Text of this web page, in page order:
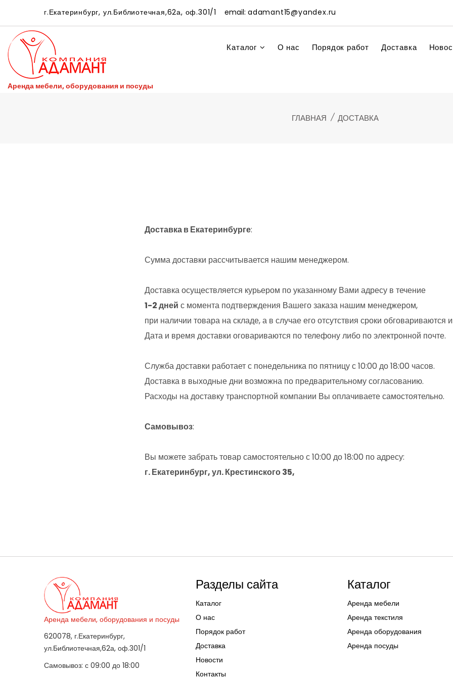
г.Екатеринбург, ул.Библиотечная,62а, оф.301/1 email: adamant15@yandex.ru
Аренда мебели, оборудования и посуды
Каталог О нас Порядок работ Доставка
ГЛАВНАЯ ДОСТАВКА
Доставка в Екатеринбурге:
Сумма доставки рассчитывается нашим менеджером.
Доставка осуществляется курьером по указанному Вами адресу в течение
1-2 дней с момента подтверждения Вашего заказа нашим менеджером,
при наличии товара на складе, а в случае его отсутствия сроки обговариваются
Дата и время доставки оговариваются по телефону либо по электронной почте.
Служба доставки работает с понедельника по пятницу с 10:00 до 18:00 часов.
Доставка в выходные дни возможна по предварительному согласованию.
Расходы на доставку транспортной компании Вы оплачиваете самостоятельно.
Самовывоз:
Вы можете забрать товар самостоятельно с 10:00 до 18:00 по адресу:
г. Екатеринбург, ул. Крестинского 35,
Аренда мебели, оборудования и посуды
620078, г.Екатеринбург,
ул.Библиотечная,62а, оф.301/1
Самовывоз: с 09:00 до 18:00
Разделы сайта
Каталог
О нас
Порядок работ
Доставка
Новости
Контакты
Каталог
Аренда мебели
Аренда текстиля
Аренда оборудования
Аренда посуды